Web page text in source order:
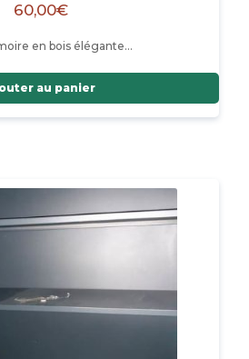
60,00€
en bois élégante…
au panier